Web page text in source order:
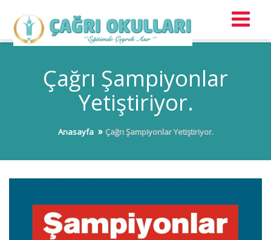
Çağrı Şampiyonlar
Yetiştiriyor.
Anasayfa Çağrı Şampiyonlar Yetiştiriyor.